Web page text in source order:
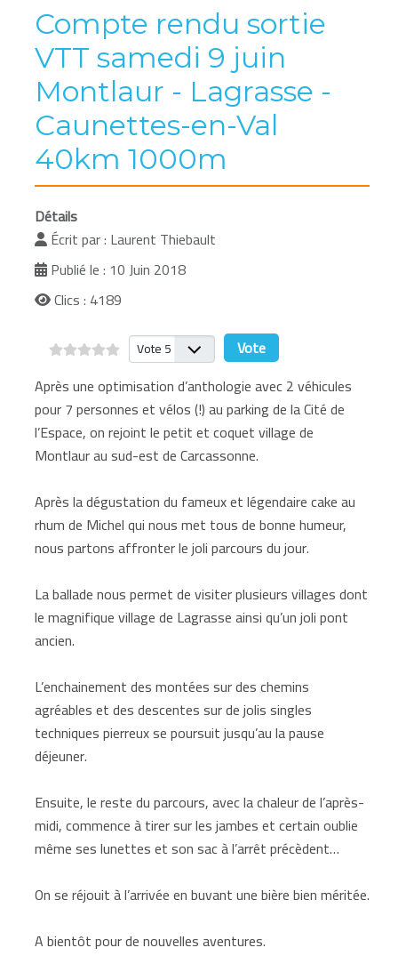
Compte rendu sortie
VTT samedi 9 juin
Montlaur - Lagrasse -
Caunettes-en-Val
40km 1000m
Détails
Écrit par : Laurent Thiebault
Publié le : 10 Juin 2018
Clics : 4189
Veuillez voter
Après une optimisation d’anthologie avec 2 véhicules
pour 7 personnes et vélos (!) au parking de la Cité de
l’Espace, on rejoint le petit et coquet village de
Montlaur au sud-est de Carcassonne.
Après la dégustation du fameux et légendaire cake au
rhum de Michel qui nous met tous de bonne humeur,
nous partons affronter le joli parcours du jour.
La ballade nous permet de visiter plusieurs villages dont
le magnifique village de Lagrasse ainsi qu’un joli pont
ancien.
L’enchainement des montées sur des chemins
agréables et des descentes sur de jolis singles
techniques pierreux se poursuit jusqu’au la pause
déjeuner.
Ensuite, le reste du parcours, avec la chaleur de l’après-
midi, commence à tirer sur les jambes et certain oublie
même ses lunettes et son sac à l’arrêt précèdent…
On se réjouit à l’arrivée en buvant une bière bien méritée.
A bientôt pour de nouvelles aventures.